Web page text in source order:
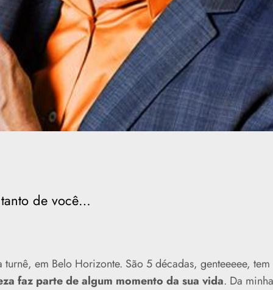
de você…
turnê, em Belo Horizonte. São 5 décadas, genteeeee,
faz parte de algum momento da sua vida. Da